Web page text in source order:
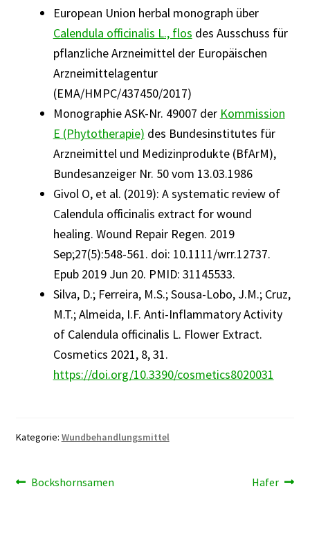
European Union herbal monograph über
Calendula officinalis L., flos des Ausschuss für
pflanzliche Arzneimittel der Europäischen
Arzneimittelagentur
(EMA/HMPC/437450/2017)
Monographie ASK-Nr. 49007 der Kommission
E (Phytotherapie) des Bundesinstitutes für
Arzneimittel und Medizinprodukte (BfArM),
Bundesanzeiger Nr. 50 vom 13.03.1986
Givol O, et al. (2019): A systematic review of
Calendula officinalis extract for wound
healing. Wound Repair Regen. 2019
Sep;27(5):548-561. doi: 10.1111/wrr.12737.
Epub 2019 Jun 20. PMID: 31145533.
Silva, D.; Ferreira, M.S.; Sousa-Lobo, J.M.; Cruz,
M.T.; Almeida, I.F. Anti-Inflammatory Activity
of Calendula officinalis L. Flower Extract.
Cosmetics 2021, 8, 31.
https://doi.org/10.3390/cosmetics8020031
Kategorie: Wundbehandlungsmittel
Beitragsnavigation
Vorheriger
Bockshornsamen
Nächster
Hafer